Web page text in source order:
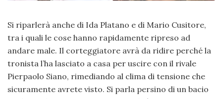
Si riparlerà anche di Ida Platano e di Mario Cusitore,
tra i quali le cose hanno rapidamente ripreso ad
andare male. Il corteggiatore avrà da ridire perché la
tronista l’ha lasciato a casa per uscire con il rivale
Pierpaolo Siano, rimediando al clima di tensione che
sicuramente avrete visto. Si parla persino di un bacio